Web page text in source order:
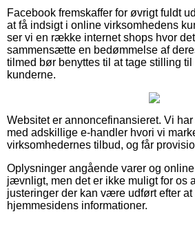
Facebook fremskaffer for øvrigt fuldt
at få indsigt i online virksomhedens
ser vi en række internet shops hvor
sammensætte en bedømmelse af
tilmed bør benyttes til at tage stilling
kunderne.
Websitet er annoncefinansieret. Vi
med adskillige e-handler hvori vi
virksomhedernes tilbud, og får
Oplysninger angående varer og
jævnligt, men det er ikke muligt for os
justeringer der kan være udført efter
hjemmesidens informationer.